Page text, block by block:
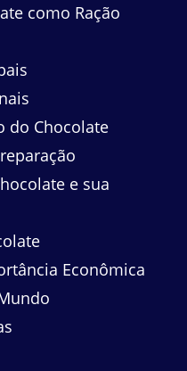
como Ração
do Chocolate
e sua
Econômica